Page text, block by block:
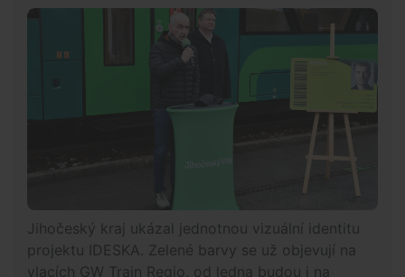
Jihočeský kraj ukázal jednotnou vizuální identitu
projektu IDESKA. Zelené barvy se už objevují na
vlacích GW Train Regio, od ledna budou i na